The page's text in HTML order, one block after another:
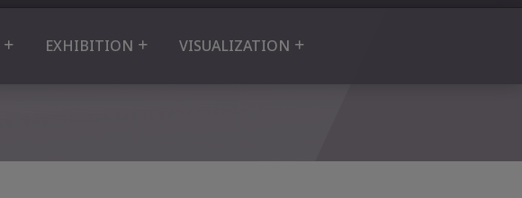
EXHIBITION VISUALIZATION